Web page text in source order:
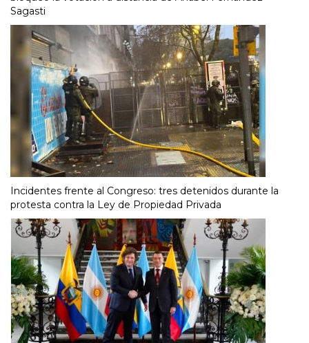
Sagasti
Incidentes frente al Congreso: tres detenidos durante la
protesta contra la Ley de Propiedad Privada